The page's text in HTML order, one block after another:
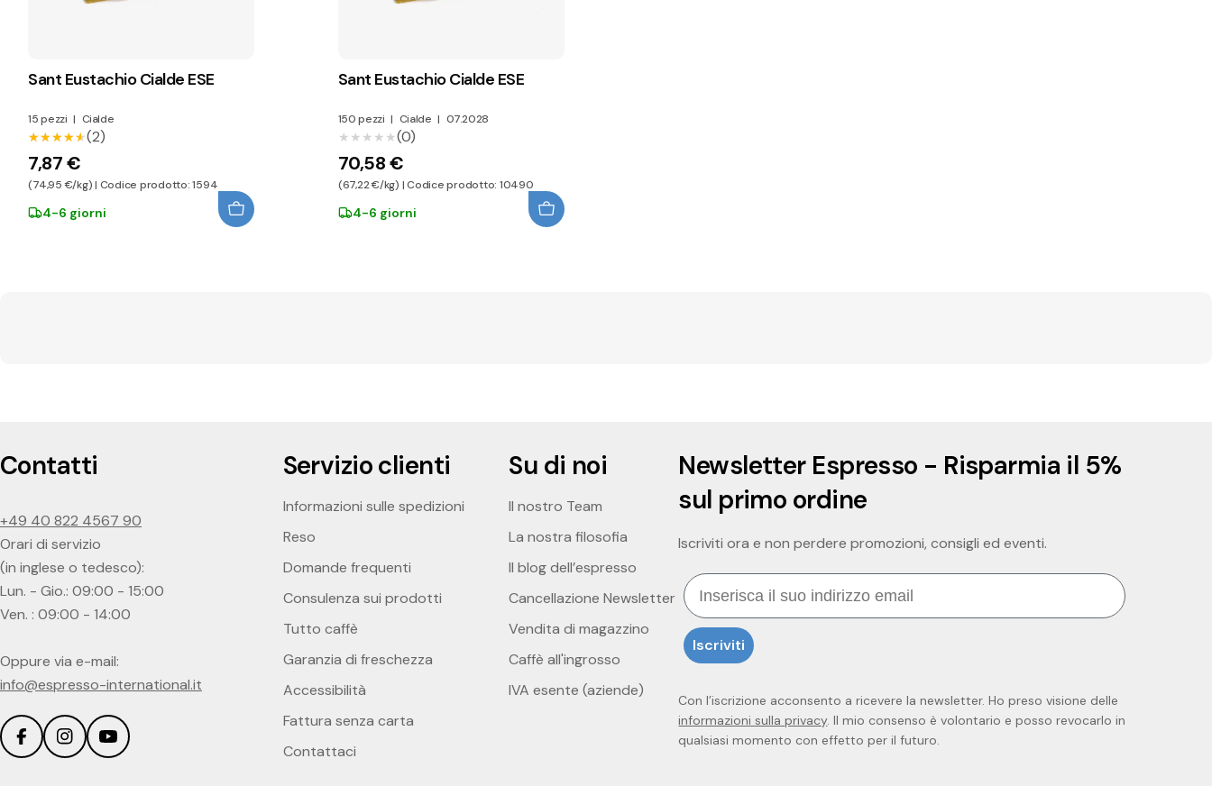
Sant Eustachio Cialde ESE
15 pezzi | Cialde
★★★★★
★★★★★(2)
7,87 €
(74,95 €/kg) | Codice prodotto: 1594
4-6 giorni
Sant Eustachio Cialde ESE
150 pezzi | Cialde | 07.2028
★★★★★
★★★★★(0)
70,58 €
(67,22 €/kg) | Codice prodotto: 10490
4-6 giorni
Contatti
+49 40 822 4567 90
Orari di servizio
(in inglese o tedesco):
Lun. - Gio.: 09:00 - 15:00
Ven. : 09:00 - 14:00
Oppure via e-mail:
info@espresso-international.it
FacebookInstagramYouTube
Servizio clienti
Informazioni sulle spedizioni
Reso
Domande frequenti
Consulenza sui prodotti
Tutto caffè
Garanzia di freschezza
Accessibilità
Fattura senza carta
Contattaci
Su di noi
Il nostro Team
La nostra filosofia
Il blog dell’espresso
Cancellazione Newsletter
Vendita di magazzino
Caffè all'ingrosso
IVA esente (aziende)
Newsletter Espresso - Risparmia il 5%
sul primo ordine
Iscriviti ora e non perdere promozioni, consigli ed eventi.
Email
Iscriviti
Con l’iscrizione acconsento a ricevere la newsletter. Ho preso visione delle
informazioni sulla privacy. Il mio consenso è volontario e posso revocarlo in
qualsiasi momento con effetto per il futuro.